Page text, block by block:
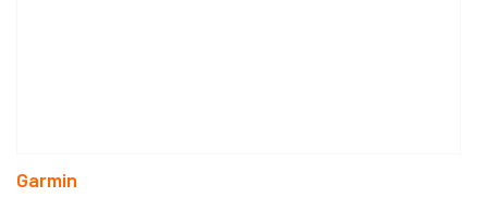
Garmin